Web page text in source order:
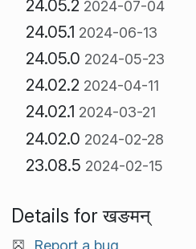
24.05.2 2024-07-04
24.05.1 2024-06-13
24.05.0 2024-05-23
24.02.2 2024-04-11
24.02.1 2024-03-21
24.02.0 2024-02-28
23.08.5 2024-02-15
Details for खङमन्
Report a bug